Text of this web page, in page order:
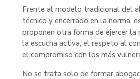
Frente al modelo tradicional del
técnico y encerrado en la norma,
proponen otra forma de ejercer la
la escucha activa, el respeto al
el compromiso con los más
No se trata solo de formar